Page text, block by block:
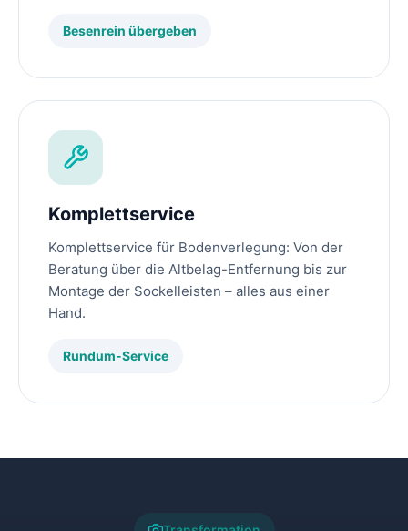
Besenrein übergeben
Komplettservice
Komplettservice für Bodenverlegung: Von der
Beratung über die Altbelag-Entfernung bis zur
Montage der Sockelleisten – alles aus einer
Hand.
Rundum-Service